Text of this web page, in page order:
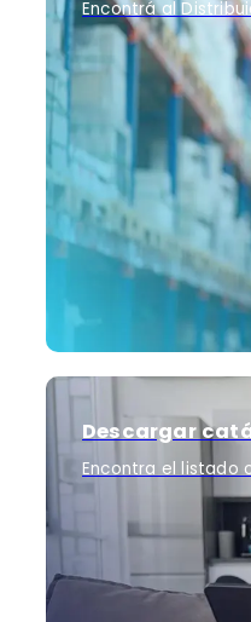
Encontrá al
Descargar
Encontra el listado